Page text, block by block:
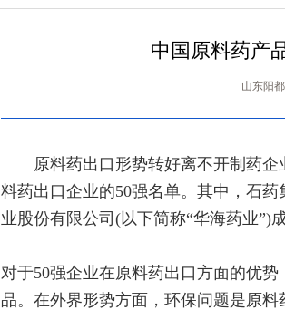
中国原料药产
山东阳
原料药出口形势转好离不开制药
料药出口企业的50强名单。其中，石
业股份有限公司(以下简称“华海药业”)
对于50强企业在原料药出口方面的优
品。在外界形势方面，环保问题是原